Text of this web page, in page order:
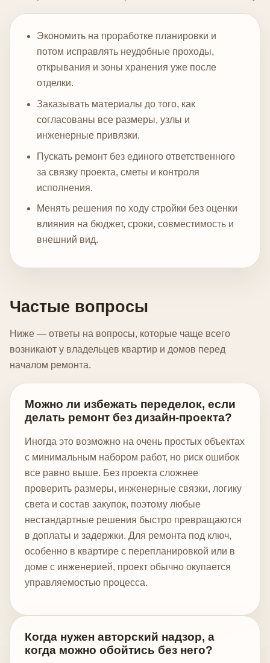
Экономить на проработке планировки и
потом исправлять неудобные проходы,
открывания и зоны хранения уже после
отделки.
Заказывать материалы до того, как
согласованы все размеры, узлы и
инженерные привязки.
Пускать ремонт без единого ответственного
за связку проекта, сметы и контроля
исполнения.
Менять решения по ходу стройки без оценки
влияния на бюджет, сроки, совместимость и
внешний вид.
Частые вопросы
Ниже — ответы на вопросы, которые чаще всего
возникают у владельцев квартир и домов перед
началом ремонта.
Можно ли избежать переделок, если
делать ремонт без дизайн-проекта?
Иногда это возможно на очень простых объектах
с минимальным набором работ, но риск ошибок
все равно выше. Без проекта сложнее
проверить размеры, инженерные связки, логику
света и состав закупок, поэтому любые
нестандартные решения быстро превращаются
в доплаты и задержки. Для ремонта под ключ,
особенно в квартире с перепланировкой или в
доме с инженерией, проект обычно окупается
управляемостью процесса.
Когда нужен авторский надзор, а
когда можно обойтись без него?